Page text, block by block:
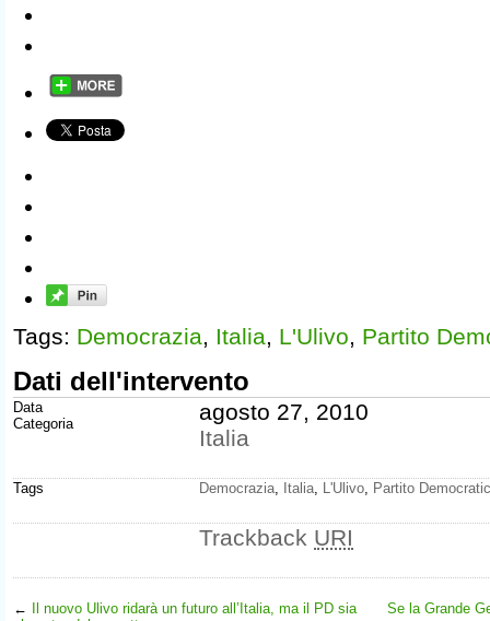
Tags: Democrazia, Italia, L'Ulivo, Partito
Dati dell'intervento
Data
Categoria
agosto 27, 2010
Italia
Tags Democrazia, Italia, L'Ulivo, Partito
Trackback URI
←
Il nuovo Ulivo ridarà un futuro all’Italia, ma il PD sia
Se la Grande